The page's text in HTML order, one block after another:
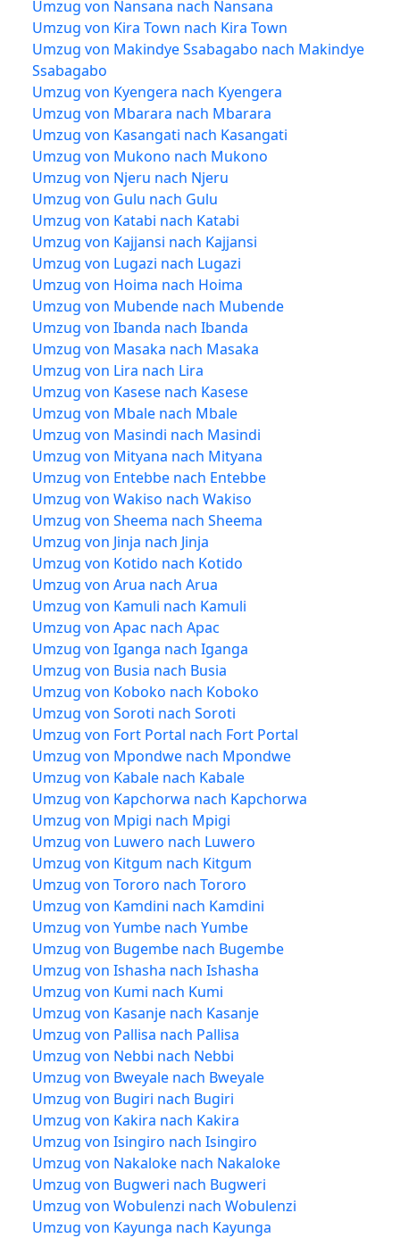
Umzug von Nansana nach Nansana
Umzug von Kira Town nach Kira Town
Umzug von Makindye Ssabagabo nach Makindye
Ssabagabo
Umzug von Kyengera nach Kyengera
Umzug von Mbarara nach Mbarara
Umzug von Kasangati nach Kasangati
Umzug von Mukono nach Mukono
Umzug von Njeru nach Njeru
Umzug von Gulu nach Gulu
Umzug von Katabi nach Katabi
Umzug von Kajjansi nach Kajjansi
Umzug von Lugazi nach Lugazi
Umzug von Hoima nach Hoima
Umzug von Mubende nach Mubende
Umzug von Ibanda nach Ibanda
Umzug von Masaka nach Masaka
Umzug von Lira nach Lira
Umzug von Kasese nach Kasese
Umzug von Mbale nach Mbale
Umzug von Masindi nach Masindi
Umzug von Mityana nach Mityana
Umzug von Entebbe nach Entebbe
Umzug von Wakiso nach Wakiso
Umzug von Sheema nach Sheema
Umzug von Jinja nach Jinja
Umzug von Kotido nach Kotido
Umzug von Arua nach Arua
Umzug von Kamuli nach Kamuli
Umzug von Apac nach Apac
Umzug von Iganga nach Iganga
Umzug von Busia nach Busia
Umzug von Koboko nach Koboko
Umzug von Soroti nach Soroti
Umzug von Fort Portal nach Fort Portal
Umzug von Mpondwe nach Mpondwe
Umzug von Kabale nach Kabale
Umzug von Kapchorwa nach Kapchorwa
Umzug von Mpigi nach Mpigi
Umzug von Luwero nach Luwero
Umzug von Kitgum nach Kitgum
Umzug von Tororo nach Tororo
Umzug von Kamdini nach Kamdini
Umzug von Yumbe nach Yumbe
Umzug von Bugembe nach Bugembe
Umzug von Ishasha nach Ishasha
Umzug von Kumi nach Kumi
Umzug von Kasanje nach Kasanje
Umzug von Pallisa nach Pallisa
Umzug von Nebbi nach Nebbi
Umzug von Bweyale nach Bweyale
Umzug von Bugiri nach Bugiri
Umzug von Kakira nach Kakira
Umzug von Isingiro nach Isingiro
Umzug von Nakaloke nach Nakaloke
Umzug von Bugweri nach Bugweri
Umzug von Wobulenzi nach Wobulenzi
Umzug von Kayunga nach Kayunga